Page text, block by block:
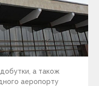
а також
аеропорту